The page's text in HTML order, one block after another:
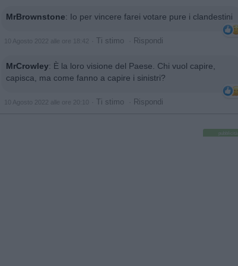
MrBrownstone: Io per vincere farei votare pure i clandestini
10 Agosto 2022 alle ore 18:42 Ti stimo Rispondi
MrCrowley: È la loro visione del Paese. Chi vuol capire,
capisca, ma come fanno a capire i sinistri?
10 Agosto 2022 alle ore 20:10 Ti stimo Rispondi
pubblicità